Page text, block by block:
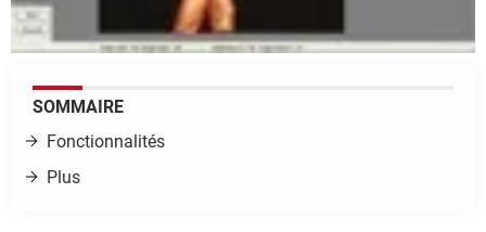
SOMMAIRE
Fonctionnalités
Plus